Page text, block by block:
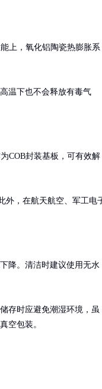
上，氧化铝陶瓷热膨胀系
温下也不会释放有毒气
COB封装基板，可有效解
外，在航天航空、军工电
降。清洁时建议使用无水
存时应避免潮湿环境，虽
空包装。